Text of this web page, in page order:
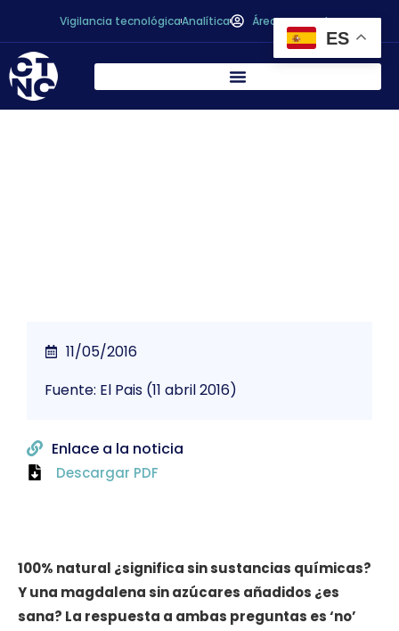
Vigilancia tecnológicaAnalítica Área personal
100% natural ¿significa sin sustancias químicas?
Y una magdalena sin azúcares añadidos ¿es
sana? La respuesta a ambas preguntas es ‘no’
11/05/2016
Fuente: El Pais (11 abril 2016)
Enlace a la noticia
Descargar PDF
ES